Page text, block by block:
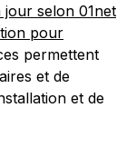
jour selon 01net
pour
permettent
et de
et de